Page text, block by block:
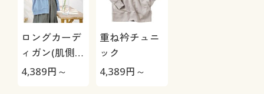
ロングカーデ
ィガン(肌側綿
100%裏パイ
4,389円～
重ね衿チュニ
ック
4,389円～